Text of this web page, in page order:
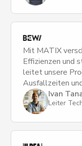
Mit MATIX
Effizienzen und
leitet unsere
Ausfallzeiten
Ivan
Leiter